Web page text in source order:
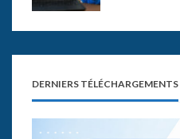
DERNIERS TÉLÉCHARGEMENTS